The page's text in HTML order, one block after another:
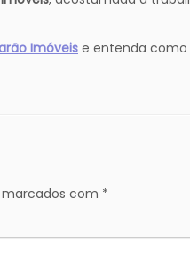
Imóveis e entenda como
com *